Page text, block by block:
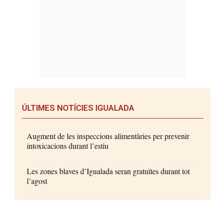
ÚLTIMES NOTÍCIES IGUALADA
Augment de les inspeccions alimentàries per prevenir
intoxicacions durant l’estiu
Les zones blaves d’Igualada seran gratuïtes durant tot
l’agost